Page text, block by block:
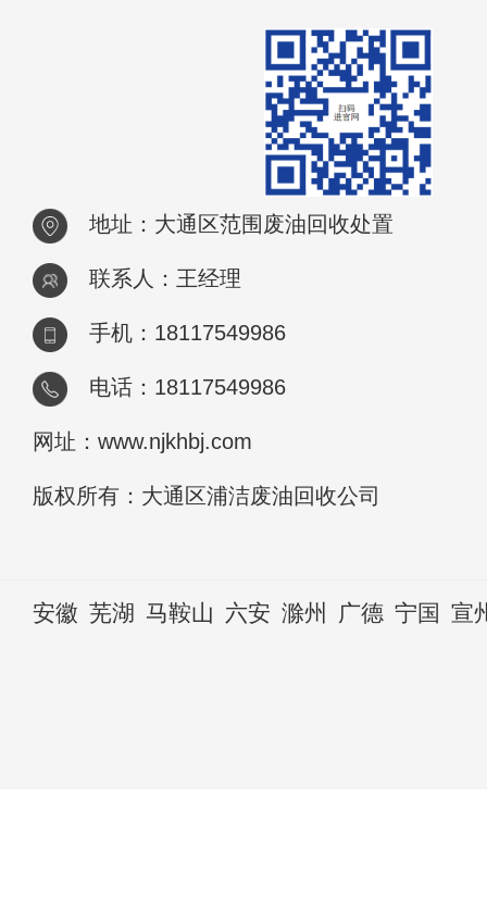
地址：大通区范围废油回收处置
联系人：王经理
手机：18117549986
电话：18117549986
网址：www.njkhbj.com
版权所有：大通区浦洁废油回收公司
安徽 芜湖 马鞍山 六安 滁州 广德 宁国 宣